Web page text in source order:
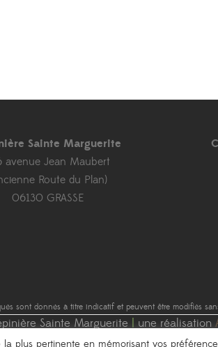
Sainte Marguerite
avenue Jean Maubert
Route du Plan)
06130 GRASSE
sont donnés à titre indicatif et peuvent être modifiés
Sainte Marguerite une réalisation
plus pertinente en mémorisant vos